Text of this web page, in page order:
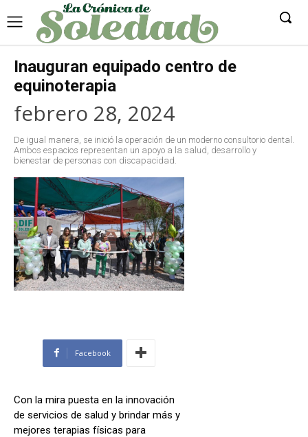
Inauguran equipado centro de
equinoterapia
febrero 28, 2024
De igual manera, se inició la operación de un moderno consultorio dental.
Ambos espacios representan un apoyo a la salud, desarrollo y
bienestar de personas con discapacidad.
Facebook
Con la mira puesta en la innovación
de servicios de salud y brindar más y
mejores terapias físicas para